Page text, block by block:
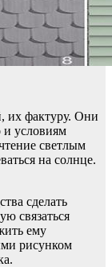
их фактуру. Они
и условиям
светлым
на солнце.
сделать
связаться
ему
рисунком